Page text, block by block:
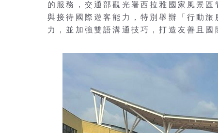
的服務，交通部觀光署西拉雅國家風景
與接待國際遊客能力，特別舉辦「行動
力，並加強雙語溝通技巧，打造友善且國